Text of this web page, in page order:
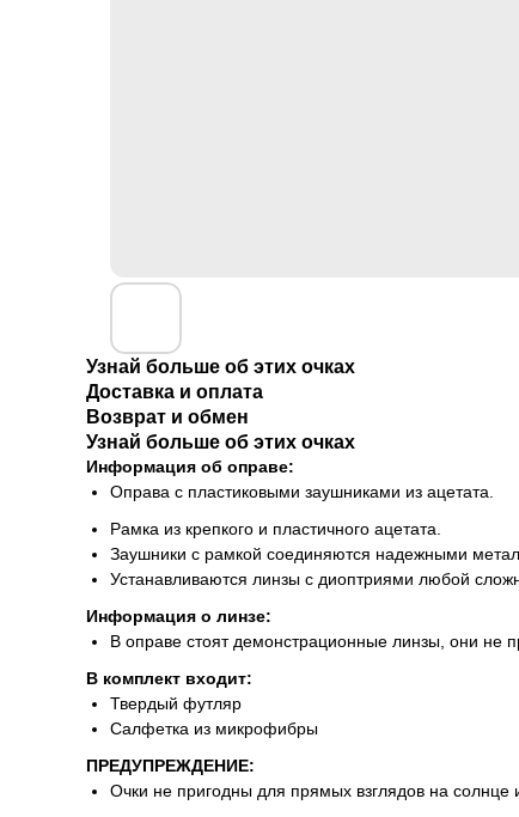
Узнай больше об этих очках
Доставка и оплата
Возврат и обмен
Узнай больше об этих очках
Информация об оправе:
Оправа с пластиковыми заушниками из ацетата.
Рамка из крепкого и пластичного ацетата.
Заушники с рамкой соединяются надежными
Устанавливаются линзы с диоптриями любой
Информация о линзе:
В оправе стоят демонстрационные линзы, они не
В комплект входит:
Твердый футляр
Салфетка из микрофибры
ПРЕДУПРЕЖДЕНИЕ:
Очки не пригодны для прямых взглядов на солнце